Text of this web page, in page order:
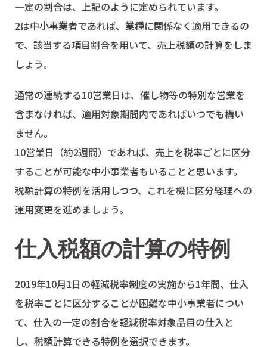
一定の割合は、上記のように定められています。
2は中小事業者であれば、業種に関係なく適用できるの
で、該当する項目割合を用いて、売上税額の計算をしま
しょう。
通常の連続する10営業日は、催し物等の特別な営業を
含まなければ、適用対象期間内であればいつでも構い
ません。
10営業日（約2週間）であれば、売上を税率ごとに区分
することが可能な中小事業者もいることと思います。
税額計算の特例を活用しつつ、これを機に区分経理への
運用変更を進めましょう。
仕入税額の計算の特例
2019年10月1日の軽減税率制度の実施から1年間、仕入
を税率ごとに区分することが困難な中小事業者につい
て、仕入の一定の割合を軽減税率対象品目の仕入と
し、税額計算できる特例を選択できます。